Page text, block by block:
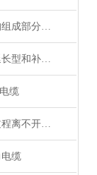
仪表信号电缆的结构组成部分有哪些？
补偿导线为什么有延长型和补偿型两种？
缆
钢丝扁电缆的安装过程离不开这两点注意事项
电缆